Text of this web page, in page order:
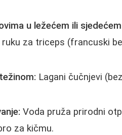
u ležećem ili
za triceps (francuski
Lagani čučnjevi
Voda pruža prirodni
za kičmu.